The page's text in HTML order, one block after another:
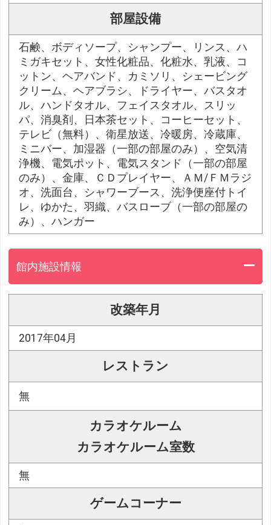
部屋設備
石鹸、ボディソープ、シャンプー、リンス、ハ
ミガキセット、女性化粧品、化粧水、乳液、コ
ットン、ヘアバンド、カミソリ、シェービング
クリーム、ヘアブラシ、ドライヤー、バスタオ
ル、ハンドタオル、フェイスタオル、スリッ
パ、消臭剤、日本茶セット、コーヒーセット、
テレビ（無料）、衛星放送、冷暖房、冷蔵庫、
ミニバー、加湿器（一部の部屋のみ）、空気清
浄機、電気ポット、電気スタンド（一部の部屋
のみ）、金庫、ＣＤプレイヤー、ＡＭ/ＦＭラジ
オ、洗面台、シャワーブース、洗浄便座付トイ
レ、ゆかた、羽織、バスローブ（一部の部屋の
み）、ハンガー
館内施設情報
改築年月
2017年04月
レストラン
無
カラオケルーム
カラオケルーム室数
無
ゲームコーナー